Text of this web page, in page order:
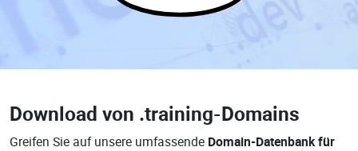
Download von .training-Domains
Greifen Sie auf unsere umfassende Domain-Datenbank für